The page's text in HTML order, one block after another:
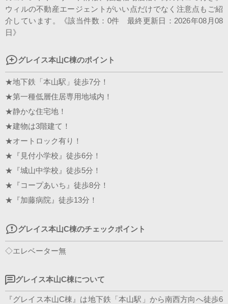
スタッフ紹介
会社案内
ウィルの不動産エージェントがいい点だけでなく注意点もご紹
介しています。《該当件数：0件 最終更新日：2026年08月08
日》
グレイス本山C棟のポイント
★地下鉄「本山駅」徒歩7分！
★第一種低層住居専用地域内！
★静かな住宅地！
★建物は3階建て！
★オートロック有り！
★『見付小学校』徒歩6分！
★『城山中学校』徒歩5分！
★『コープあいち』徒歩8分！
★『加藤病院』徒歩13分！
グレイス本山C棟のチェックポイント
◇エレベーター無
グレイス本山C棟について
『グレイス本山C棟』は地下鉄「本山駅」から南西方向へ徒歩6